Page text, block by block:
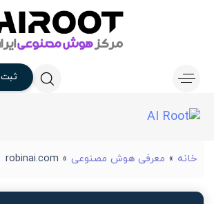
ثبت
خانه » معرفی هوش مصنوعی »
robinai.com